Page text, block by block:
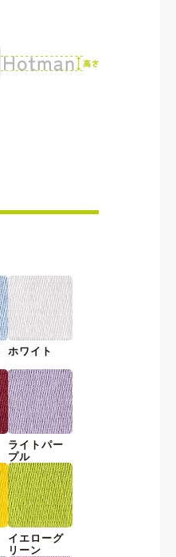
ホワイト
ライトパー
プル
イエローグ
リーン